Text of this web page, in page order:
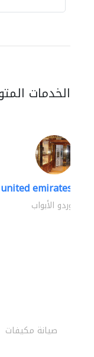
الخدمات
united emirates
موردو الأبواب
صيانة مكيفات